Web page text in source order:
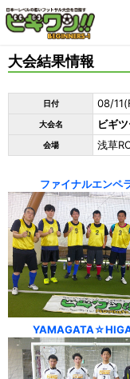
大会結果情報
日付 08/
大会名 ビギ
会場 浅草
ファイナルエンペ